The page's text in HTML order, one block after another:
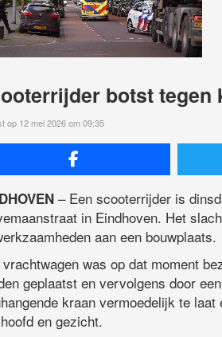
botst tegen
op 12 mei 2026 om 09:35
– Een scooterrijder is
in Eindhoven. Het
aan een bouwplaats.
vrachtwagen was op dat moment
geplaatst en vervolgens door
kraan vermoedelijk te
en gezicht.